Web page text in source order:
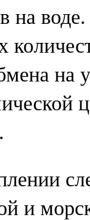
на
на
и